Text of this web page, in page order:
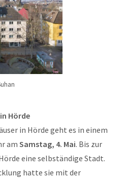
Hörde
in Hörde geht es in einem
am Samstag, 4. Mai. Bis zur
eine selbständige Stadt.
hatte sie mit der